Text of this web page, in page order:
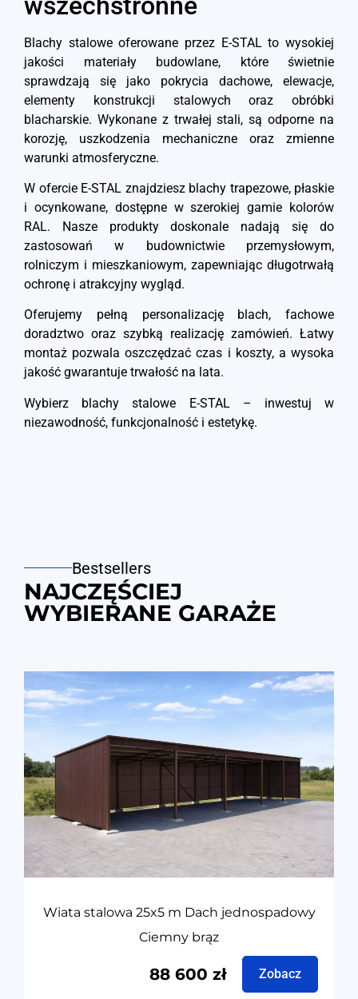
Blachy stalowe oferowane przez E-STAL to wysokiej
jakości materiały budowlane, które świetnie
sprawdzają się jako pokrycia dachowe, elewacje,
elementy konstrukcji stalowych oraz obróbki
blacharskie. Wykonane z trwałej stali, są odporne na
korozję, uszkodzenia mechaniczne oraz zmienne
warunki atmosferyczne.
W ofercie E-STAL znajdziesz blachy trapezowe, płaskie
i ocynkowane, dostępne w szerokiej gamie kolorów
RAL. Nasze produkty doskonale nadają się do
zastosowań w budownictwie przemysłowym,
rolniczym i mieszkaniowym, zapewniając długotrwałą
ochronę i atrakcyjny wygląd.
Oferujemy pełną personalizację blach, fachowe
doradztwo oraz szybką realizację zamówień. Łatwy
montaż pozwala oszczędzać czas i koszty, a wysoka
jakość gwarantuje trwałość na lata.
Wybierz blachy stalowe E-STAL – inwestuj w
niezawodność, funkcjonalność i estetykę.
Bestsellers
NAJCZĘŚCIEJ
WYBIERANE GARAŻE
Wiata stalowa 25x5 m Dach jednospadowy
Ciemny brąz
88 600 zł Zobacz